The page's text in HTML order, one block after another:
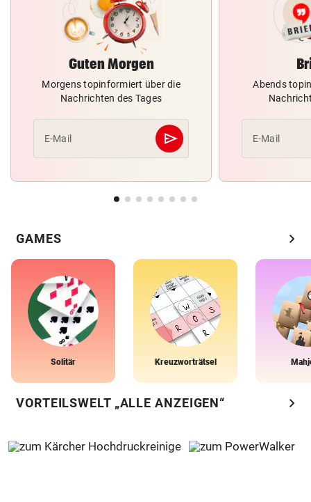
Guten Morgen
Morgens topinformiert über die
Nachrichten des Tages
E-Mail send
Abschicken
Abends
E-Mail
GAMES chevron_right
Solitär Kreuzworträtsel
VORTEILSWELT „ALLE ANZEIGEN“ chevron_right